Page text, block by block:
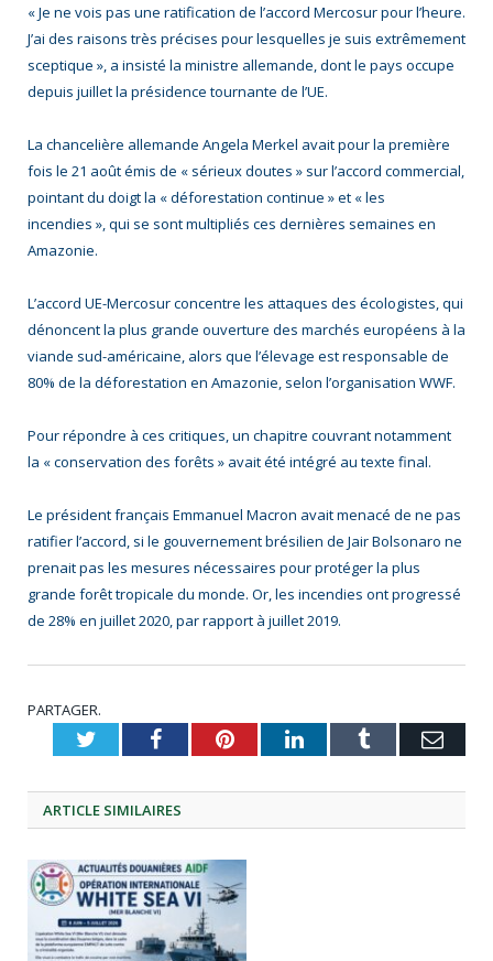
« Je ne vois pas une ratification de l’accord Mercosur pour l’heure.
J’ai des raisons très précises pour lesquelles je suis extrêmement
sceptique », a insisté la ministre allemande, dont le pays occupe
depuis juillet la présidence tournante de l’UE.
La chancelière allemande Angela Merkel avait pour la première
fois le 21 août émis de « sérieux doutes » sur l’accord commercial,
pointant du doigt la « déforestation continue » et « les
incendies », qui se sont multipliés ces dernières semaines en
Amazonie.
L’accord UE-Mercosur concentre les attaques des écologistes, qui
dénoncent la plus grande ouverture des marchés européens à la
viande sud-américaine, alors que l’élevage est responsable de
80% de la déforestation en Amazonie, selon l’organisation WWF.
Pour répondre à ces critiques, un chapitre couvrant notamment
la « conservation des forêts » avait été intégré au texte final.
Le président français Emmanuel Macron avait menacé de ne pas
ratifier l’accord, si le gouvernement brésilien de Jair Bolsonaro ne
prenait pas les mesures nécessaires pour protéger la plus
grande forêt tropicale du monde. Or, les incendies ont progressé
de 28% en juillet 2020, par rapport à juillet 2019.
PARTAGER.
TwitterFacebookPinterestLinkedInTumblr
ARTICLE SIMILAIRES